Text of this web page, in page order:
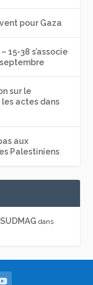
pour Gaza
15-38 s’associe
sur le
actes dans
aux
Palestiniens
dans